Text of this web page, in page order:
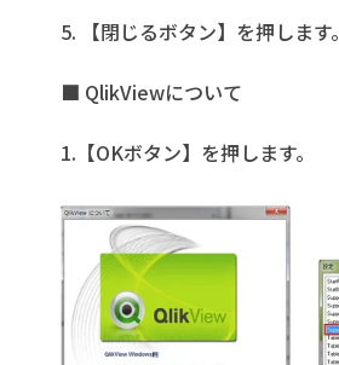
5. 【閉じるボタン】を押します。
■ QlikViewについて
1.【OKボタン】を押します。